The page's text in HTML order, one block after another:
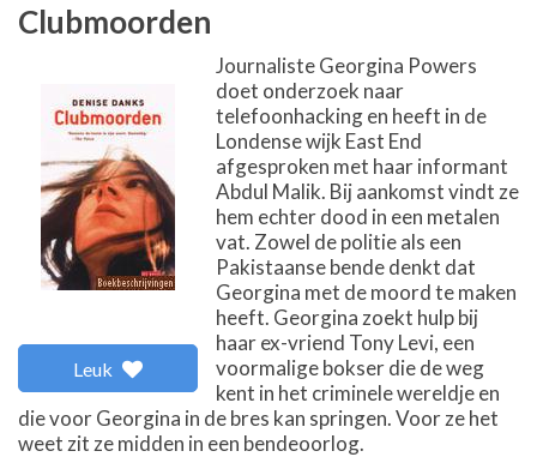
Clubmoorden
Leuk
Journaliste Georgina Powers
doet onderzoek naar
telefoonhacking en heeft in de
Londense wijk East End
afgesproken met haar informant
Abdul Malik. Bij aankomst vindt ze
hem echter dood in een metalen
vat. Zowel de politie als een
Pakistaanse bende denkt dat
Georgina met de moord te maken
heeft. Georgina zoekt hulp bij
haar ex-vriend Tony Levi, een
voormalige bokser die de weg
kent in het criminele wereldje en
die voor Georgina in de bres kan springen. Voor ze het
weet zit ze midden in een bendeoorlog.